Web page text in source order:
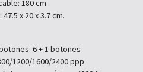
180 cm
x 20 x 3.7 cm.
6 + 1 botones
1200/1600/2400 ppp